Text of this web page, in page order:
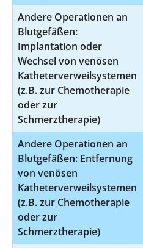
Andere Operationen an
Blutgefäßen:
Implantation oder
Wechsel von venösen
Katheterverweilsystemen
(z.B. zur Chemotherapie
oder zur
Schmerztherapie)
Andere Operationen an
Blutgefäßen: Entfernung
von venösen
Katheterverweilsystemen
(z.B. zur Chemotherapie
oder zur
Schmerztherapie)